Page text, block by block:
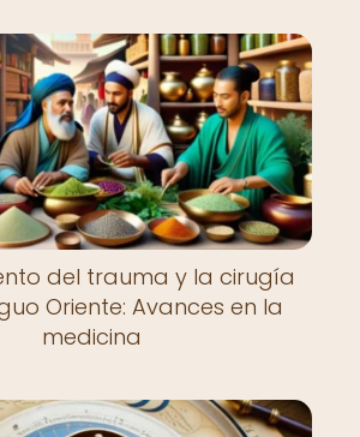
del trauma y la cirugía
Oriente: Avances en la
medicina